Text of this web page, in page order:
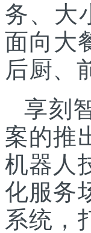
务、大
面向大
后厨、
享刻
案的推
机器人
化服务
系统，